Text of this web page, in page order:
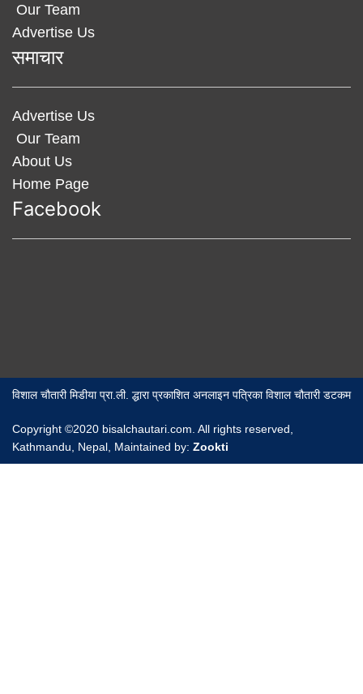
Our Team
Advertise Us
समाचार
Advertise Us
Our Team
About Us
Home Page
Facebook
विशाल चौतारी मिडीया प्रा.ली. द्धारा प्रकाशित अनलाइन पत्रिका विशाल चौतारी डटकम
Copyright ©2020 bisalchautari.com. All rights reserved,
Kathmandu, Nepal, Maintained by: Zookti